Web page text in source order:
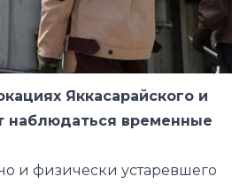
Яккасарайского и
наблюдаться временные
и физически устаревшего
распределения
обеспечивающей
районов.